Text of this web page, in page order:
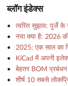
ब्लॉग इंडेक्स
त्वरित सुझाव: पुर्जे
नया क्या है: 2026
2025: एक साल का
KiCad में अपनी
बेहतर BOM प्रबंधन
शीर्ष 10 सबसे